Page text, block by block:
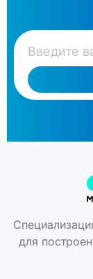
для